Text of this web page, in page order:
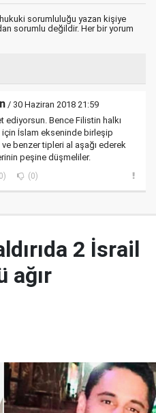
hukuki sorumluluğu yazan kişiye
sorumlu değildir. Her bir yorum
/ 30 Haziran 2018 21:59
ediyorsun. Bence Filistin halkı
İslam ekseninde birleşip
benzer tipleri al aşağı ederek
peşine düşmeliler.
(0)
2 İsrail
ağır